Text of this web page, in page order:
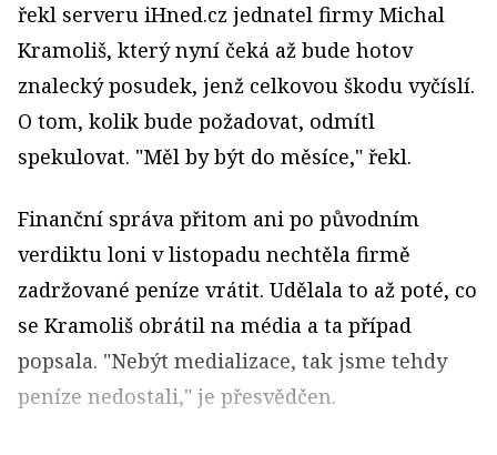
řekl serveru iHned.cz jednatel firmy Michal
Kramoliš, který nyní čeká až bude hotov
znalecký posudek, jenž celkovou škodu vyčíslí.
O tom, kolik bude požadovat, odmítl
spekulovat. "Měl by být do měsíce," řekl.
Finanční správa přitom ani po původním
verdiktu loni v listopadu nechtěla firmě
zadržované peníze vrátit. Udělala to až poté, co
se Kramoliš obrátil na média a ta případ
popsala. "Nebýt medializace, tak jsme tehdy
peníze nedostali," je přesvědčen.